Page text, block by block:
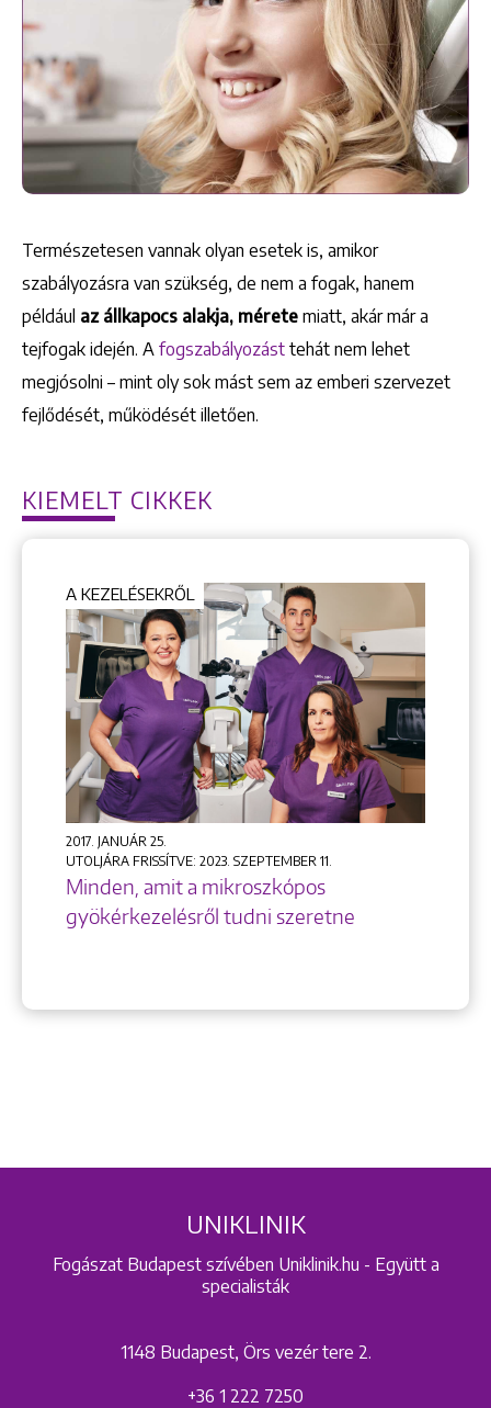
+36 1 222 7250
1148 Budapest, Örs vezér tere 2.
Keresés
Természetesen vannak olyan esetek is, amikor
szabályozásra van szükség, de nem a fogak, hanem
például az állkapocs alakja, mérete miatt, akár már a
tejfogak idején. A fogszabályozást tehát nem lehet
megjósolni – mint oly sok mást sem az emberi szervezet
fejlődését, működését illetően.
KIEMELT CIKKEK
A KEZELÉSEKRŐL
2017. JANUÁR 25.
UTOLJÁRA FRISSÍTVE: 2023. SZEPTEMBER 11.
Minden, amit a mikroszkópos
gyökérkezelésről tudni szeretne
UNIKLINIK
Fogászat Budapest szívében Uniklinik.hu - Együtt a
specialisták
1148 Budapest, Örs vezér tere 2.
+36 1 222 7250